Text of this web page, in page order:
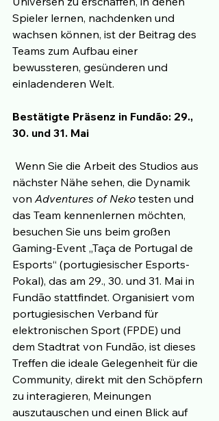
Spieler lernen, nachdenken und
wachsen können, ist der Beitrag des
Teams zum Aufbau einer
bewussteren, gesünderen und
einladenderen Welt.
Bestätigte Präsenz in Fundão: 29.,
30. und 31. Mai
nächster Nähe sehen, die Dynamik
von Adventures of Neko testen und
das Team kennenlernen möchten,
besuchen Sie uns beim großen
Gaming-Event „Taça de Portugal de
Esports“ (portugiesischer Esports-
Pokal), das am 29., 30. und 31. Mai in
Fundão stattfindet. Organisiert vom
portugiesischen Verband für
elektronischen Sport (FPDE) und
dem Stadtrat von Fundão, ist dieses
Treffen die ideale Gelegenheit für die
Community, direkt mit den Schöpfern
zu interagieren, Meinungen
auszutauschen und einen Blick auf